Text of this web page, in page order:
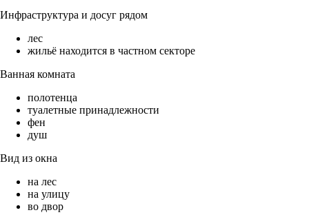
Инфраструктура и досуг рядом
лес
жильё находится в частном секторе
Ванная комната
полотенца
туалетные принадлежности
фен
душ
Вид из окна
на лес
на улицу
во двор